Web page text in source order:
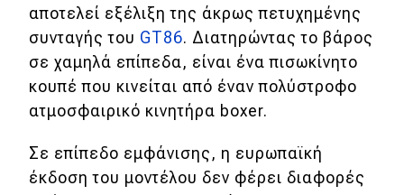
Ελλάδα
Κόσμος
Τεχνολογία
Ασφάλεια
Αγορά
Απόψεις
αποτελεί εξέλιξη της άκρως πετυχημένης
συνταγής του GT86. Διατηρώντας το βάρος
σε χαμηλά επίπεδα, είναι ένα πισωκίνητο
κουπέ που κινείται από έναν πολύστροφο
ατμοσφαιρικό κινητήρα boxer.
Σε επίπεδο εμφάνισης, η ευρωπαϊκή
έκδοση του μοντέλου δεν φέρει διαφορές